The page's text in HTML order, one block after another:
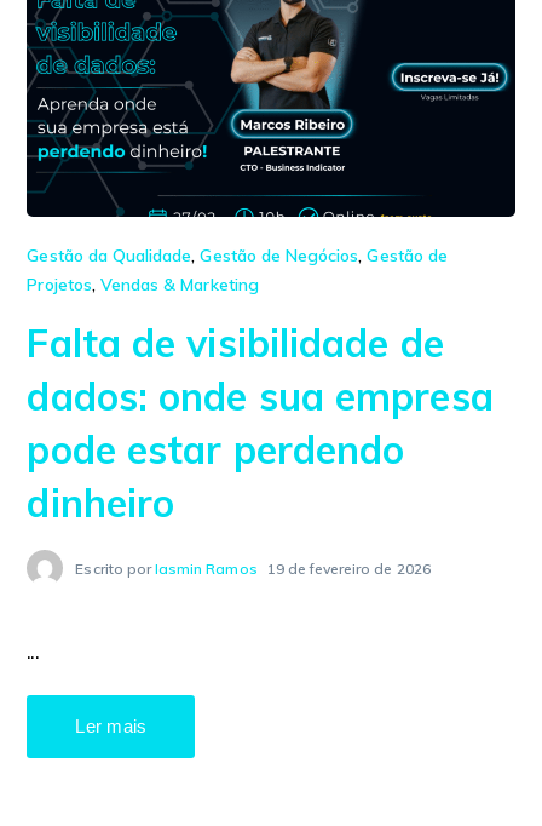
Gestão da Qualidade,Gestão de Negócios,Gestão de
Projetos, Vendas & Marketing
Falta de visibilidade de
dados: onde sua empresa
pode estar perdendo
dinheiro
Escrito porIasmin Ramos 19 de fevereiro de 2026
...
Ler mais